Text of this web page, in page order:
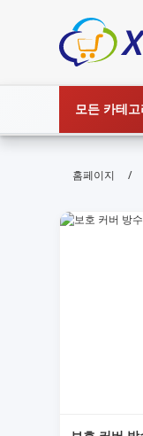
모든 카테고
수하물
수하물 커버로
홈페이지 /